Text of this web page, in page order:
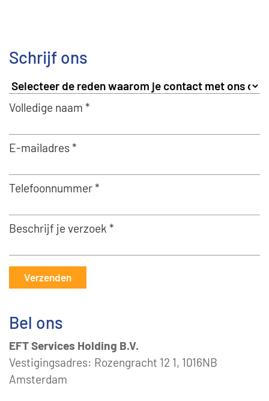
Schrijf ons
Volledige naam *
E-mailadres *
Telefoonnummer *
Beschrijf je verzoek *
Verzenden
Bel ons
EFT Services Holding B.V.
Vestigingsadres: Rozengracht 12 1, 1016NB
Amsterdam